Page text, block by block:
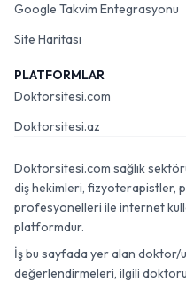
Google Takvim Entegrasyonu
Site Haritası
PLATFORMLAR
Doktorsitesi.com
Doktorsitesi.az
Doktorsitesi.com sağlık
diş hekimleri, fizyoterapistler,
profesyonelleri ile internet
platformdur.
İş bu sayfada yer alan doktor/
değerlendirmeleri, ilgili